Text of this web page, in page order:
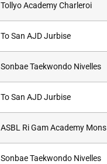
Tollyo Academy Charleroi
To San AJD Jurbise
Sonbae Taekwondo Nivelles
To San AJD Jurbise
ASBL Ri Gam Academy Mons
Sonbae Taekwondo Nivelles